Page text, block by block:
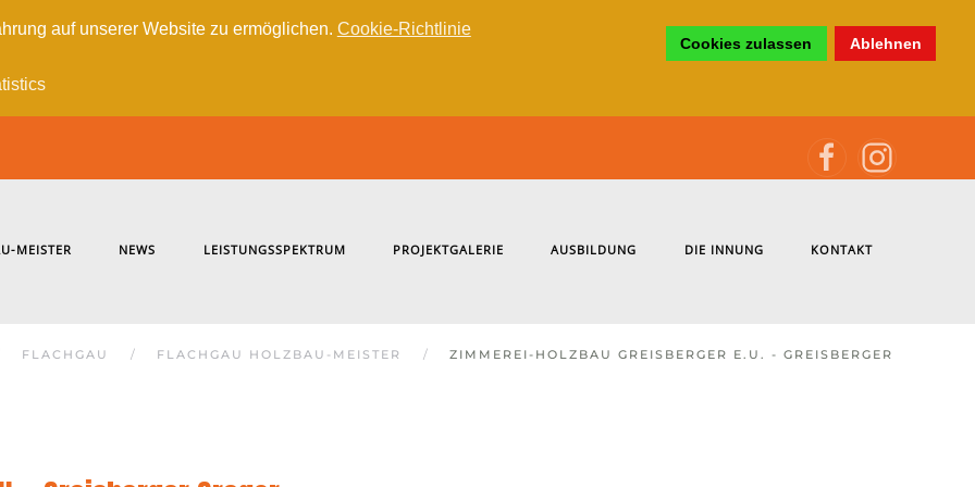
auf unserer Website zu ermöglichen. Cookie-Richtlinie
Cookies zulassen Ablehnen
MEISTER NEWS LEISTUNGSSPEKTRUM PROJEKTGALERIE AUSBILDUNG DIE INNUNG KONTAKT
FLACHGAU FLACHGAU HOLZBAU-MEISTER
ZIMMEREI-HOLZBAU GREISBERGER E.U. - GREISBERGER